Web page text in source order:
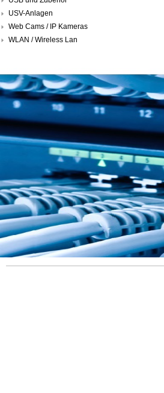
USV-Anlagen
Web Cams / IP Kameras
WLAN / Wireless Lan